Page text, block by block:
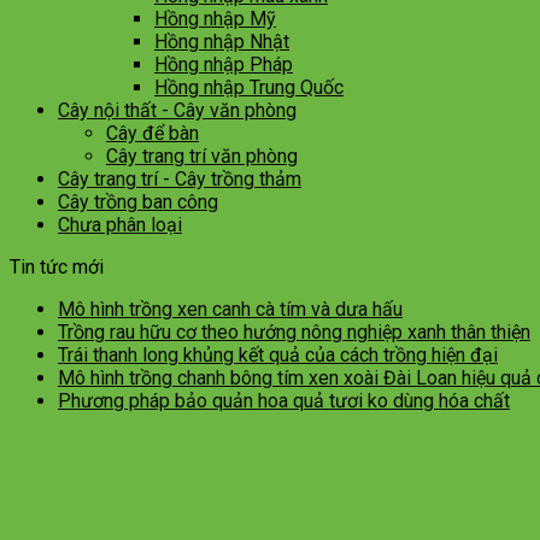
Hồng nhập Mỹ
Hồng nhập Nhật
Hồng nhập Pháp
Hồng nhập Trung Quốc
Cây nội thất - Cây văn phòng
Cây để bàn
Cây trang trí văn phòng
Cây trang trí - Cây trồng thảm
Cây trồng ban công
Chưa phân loại
Tin tức mới
Mô hình trồng xen canh cà tím và dưa hấu
Trồng rau hữu cơ theo hướng nông nghiệp xanh thân thiện
Trái thanh long khủng kết quả của cách trồng hiện đại
Mô hình trồng chanh bông tím xen xoài Đài Loan hiệu quả
Phương pháp bảo quản hoa quả tươi ko dùng hóa chất